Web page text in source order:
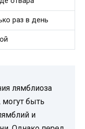
раз в день
лямблиоза
могут быть
и